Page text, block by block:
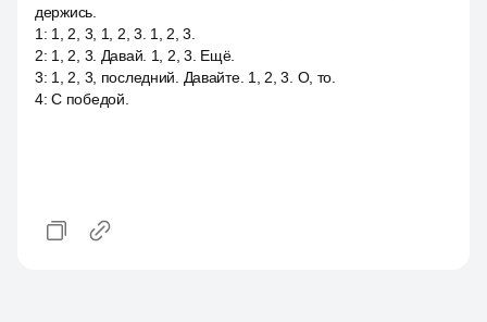
держись.
1 : 1, 2, 3, 1, 2, 3. 1, 2, 3.
2: 1, 2, 3. Давай. 1, 2, 3. Ещё.
3: 1, 2, 3, последний. Давайте. 1, 2, 3. О, то.
4:С победой.